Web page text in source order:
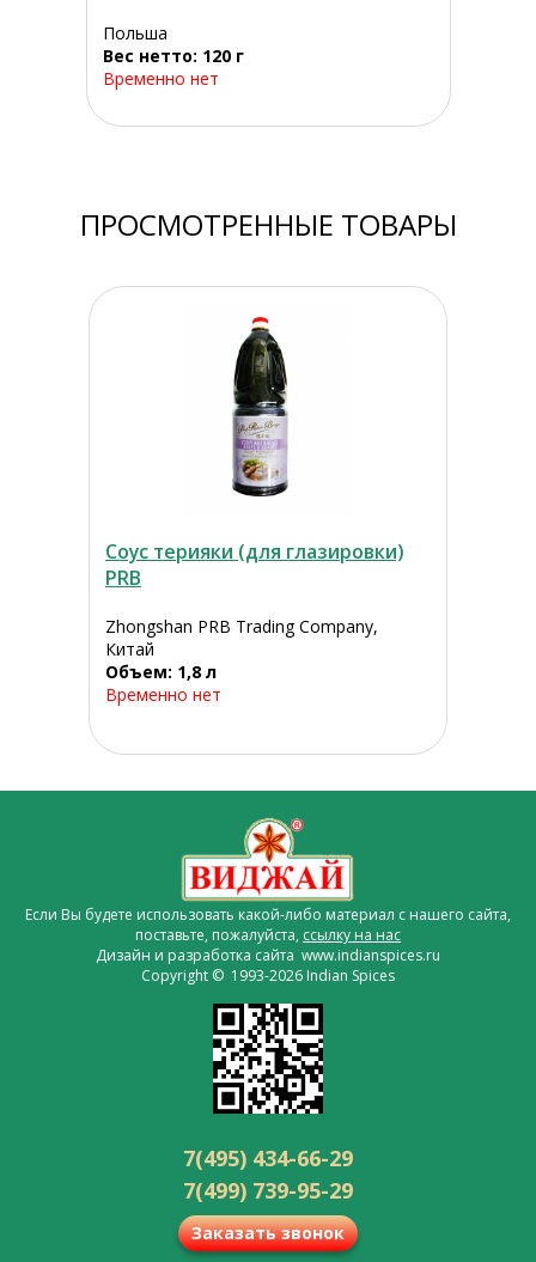
Польша
Вес нетто: 120 г
Временно нет
ПРОСМОТРЕННЫЕ ТОВАРЫ
Соус терияки (для глазировки)
PRB
Zhongshan PRB Trading Company,
Китай
Объем: 1,8 л
Временно нет
Если Вы будете использовать какой-либо материал с нашего сайта,
поставьте, пожалуйста, ссылку на нас
Дизайн и разработка сайта www.indianspices.ru
Copyright © 1993-2026 Indian Spices
7(495) 434-66-29
7(499) 739-95-29
Заказать звонок